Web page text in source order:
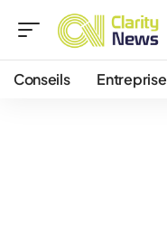
Conseils Entreprise